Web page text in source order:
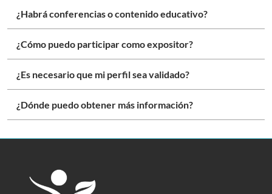
¿Habrá conferencias o contenido educativo?
¿Cómo puedo participar como expositor?
¿Es necesario que mi perfil sea validado?
¿Dónde puedo obtener más información?